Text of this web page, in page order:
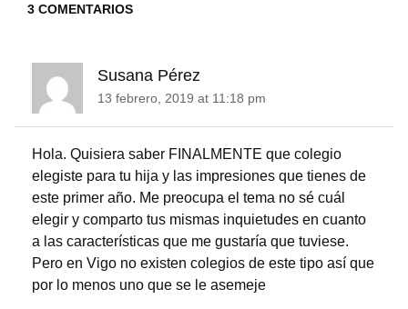
3 COMENTARIOS
Susana Pérez
13 febrero, 2019 at 11:18 pm
Hola. Quisiera saber FINALMENTE que colegio
elegiste para tu hija y las impresiones que tienes de
este primer año. Me preocupa el tema no sé cuál
elegir y comparto tus mismas inquietudes en cuanto
a las características que me gustaría que tuviese.
Pero en Vigo no existen colegios de este tipo así que
por lo menos uno que se le asemeje